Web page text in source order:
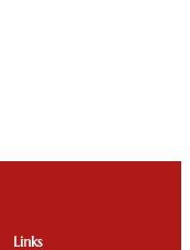
Links